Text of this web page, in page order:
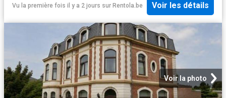
Vu la première fois il y a 2 jours sur Rentola.be Voir les détails
Voir la photo